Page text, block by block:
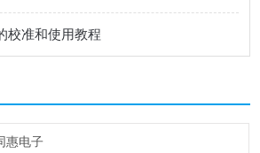
校准和使用教程
惠电子